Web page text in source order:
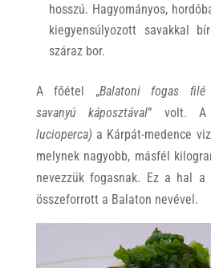
hosszú. Hagyományos,
kiegyensúlyozott savakkal
száraz bor.
A főétel „Balatoni fogas filé
savanyú káposztával” volt. A
lucioperca) a Kárpát-medence
melynek nagyobb, másfél
nevezzük fogasnak. Ez a hal
összeforrott a Balaton nevével.